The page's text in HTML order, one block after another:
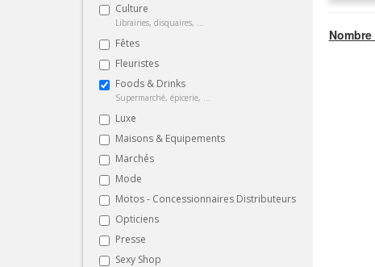
Culture
Librairies, disquaires, ...
Fêtes
Fleuristes
Foods & Drinks
Supermarché, épicerie, ...
Luxe
Maisons & Equipements
Marchés
Mode
Motos - Concessionnaires Distributeurs
Opticiens
Presse
Sexy Shop